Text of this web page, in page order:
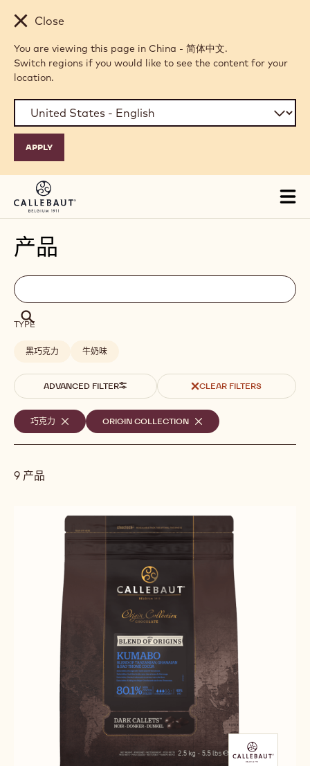
Skip to main content
Close
You are viewing this page in China - 简体中文.
Switch regions if you would like to see the content for your
location.
产品
Filters
Filters:
search
搜
索
搜
TYPE
黑巧克力 牛奶味
ADVANCED FILTER CLEAR FILTERS
选
定
筛
巧克力
REMOVE
FILTER
ORIGIN COLLECTION
REMOVE
FILTER
9 产品
Results